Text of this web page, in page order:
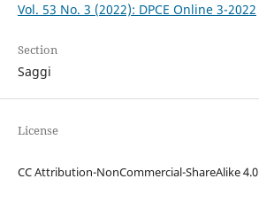
Vol. 53 No. 3 (2022): DPCE Online 3-2022
Section
Saggi
License
CC Attribution-NonCommercial-ShareAlike 4.0